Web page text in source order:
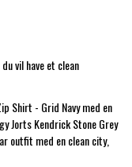
vil have et clean
Shirt - Grid Navy med en
Jorts Kendrick Stone Grey
outfit med en clean city,